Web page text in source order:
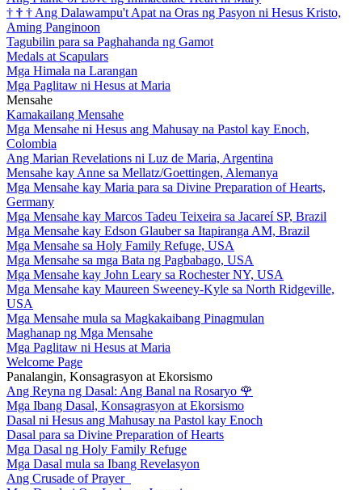
† † † Ang Dalawampu't Apat na Oras ng Pasyon ni Hesus Kristo,
Aming Panginoon
Tagubilin para sa Paghahanda ng Gamot
Medals at Scapulars
Mga Himala na Larangan
Mga Paglitaw ni Hesus at Maria
Mensahe
Kamakailang Mensahe
Mga Mensahe ni Hesus ang Mahusay na Pastol kay Enoch,
Colombia
Ang Marian Revelations ni Luz de Maria, Argentina
Mensahe kay Anne sa Mellatz/Goettingen, Alemanya
Mga Mensahe kay Maria para sa Divine Preparation of Hearts,
Germany
Mga Mensahe kay Marcos Tadeu Teixeira sa Jacareí SP, Brazil
Mga Mensahe kay Edson Glauber sa Itapiranga AM, Brazil
Mga Mensahe sa Holy Family Refuge, USA
Mga Mensahe sa mga Bata ng Pagbabago, USA
Mga Mensahe kay John Leary sa Rochester NY, USA
Mga Mensahe kay Maureen Sweeney-Kyle sa North Ridgeville,
USA
Mga Mensahe mula sa Magkakaibang Pinagmulan
Maghanap ng Mga Mensahe
Mga Paglitaw ni Hesus at Maria
Welcome Page
Panalangin, Konsagrasyon at Ekorsismo
Ang Reyna ng Dasal: Ang Banal na Rosaryo 🌹
Mga Ibang Dasal, Konsagrasyon at Ekorsismo
Dasal ni Hesus ang Mahusay na Pastol kay Enoch
Dasal para sa Divine Preparation of Hearts
Mga Dasal ng Holy Family Refuge
Mga Dasal mula sa Ibang Revelasyon
Ang Crusade of Prayer